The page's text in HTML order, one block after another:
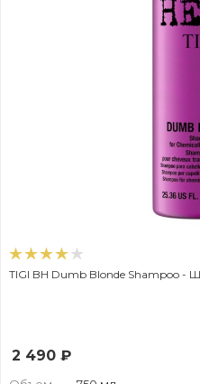
TIGI BH Dumb Blonde Shampoo -
2 490 ₽